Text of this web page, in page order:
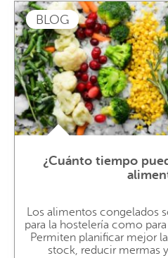
BLOG
¿Cuánto tiempo
Los alimentos congelados
para la hostelería como
Permiten planificar mejor
stock, reducir mermas